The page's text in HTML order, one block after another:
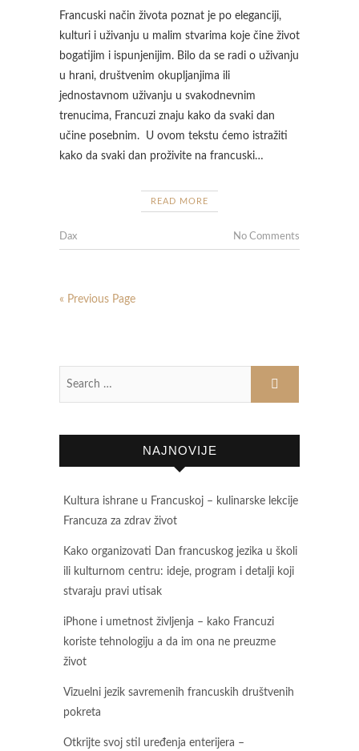
Francuski način života poznat je po eleganciji,
kulturi i uživanju u malim stvarima koje čine život
bogatijim i ispunjenijim. Bilo da se radi o uživanju
u hrani, društvenim okupljanjima ili
jednostavnom uživanju u svakodnevnim
trenucima, Francuzi znaju kako da svaki dan
učine posebnim. U ovom tekstu ćemo istražiti
kako da svaki dan proživite na francuski…
READ MORE
Dax No Comments
« Previous Page
NAJNOVIJE
Kultura ishrane u Francuskoj – kulinarske lekcije
Francuza za zdrav život
Kako organizovati Dan francuskog jezika u školi
ili kulturnom centru: ideje, program i detalji koji
stvaraju pravi utisak
iPhone i umetnost življenja – kako Francuzi
koriste tehnologiju a da im ona ne preuzme
život
Vizuelni jezik savremenih francuskih društvenih
pokreta
Otkrijte svoj stil uređenja enterijera –